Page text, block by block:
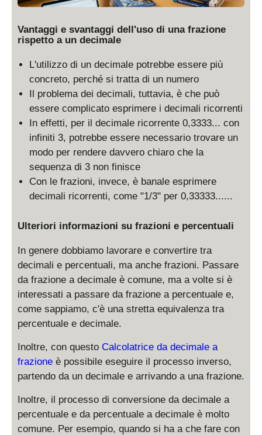
Vantaggi e svantaggi dell'uso di una frazione
rispetto a un decimale
L'utilizzo di un decimale potrebbe essere più
concreto, perché si tratta di un numero
Il problema dei decimali, tuttavia, è che può
essere complicato esprimere i decimali ricorrenti
In effetti, per il decimale ricorrente 0,3333... con
infiniti 3, potrebbe essere necessario trovare un
modo per rendere davvero chiaro che la
sequenza di 3 non finisce
Con le frazioni, invece, è banale esprimere
decimali ricorrenti, come "1/3" per 0,33333......
Ulteriori informazioni su frazioni e percentuali
In genere dobbiamo lavorare e convertire tra
decimali e percentuali, ma anche frazioni. Passare
da frazione a decimale è comune, ma a volte si è
interessati a passare da frazione a percentuale e,
come sappiamo, c'è una stretta equivalenza tra
percentuale e decimale.
Inoltre, con questo Calcolatrice da decimale a
frazione è possibile eseguire il processo inverso,
partendo da un decimale e arrivando a una frazione.
Inoltre, il processo di conversione da decimale a
percentuale e da percentuale a decimale è molto
comune. Per esempio, quando si ha a che fare con